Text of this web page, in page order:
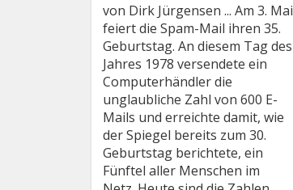
von Dirk Jürgensen ... Am 3. Mai
feiert die Spam-Mail ihren 35.
Geburtstag. An diesem Tag des
Jahres 1978 versendete ein
Computerhändler die
unglaubliche Zahl von 600 E-
Mails und erreichte damit, wie
der Spiegel bereits zum 30.
Geburtstag berichtete, ein
Fünftel aller Menschen im